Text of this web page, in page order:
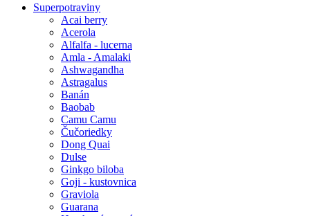
Superpotraviny
Acai berry
Acerola
Alfalfa - lucerna
Amla - Amalaki
Ashwagandha
Astragalus
Banán
Baobab
Camu Camu
Čučoriedky
Dong Quai
Dulse
Ginkgo biloba
Goji - kustovnica
Graviola
Guarana